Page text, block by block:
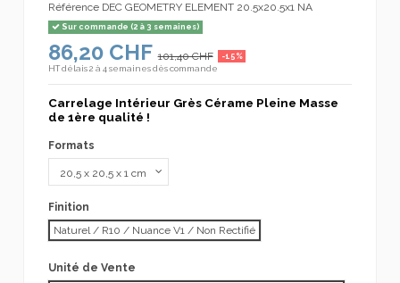
Référence DEC GEOMETRY ELEMENT 20.5x20.5x1 NA
Sur commande (2 à 3 semaines)
86,20 CHF 101,40 CHF -15%
HTdélais 2 à 4 semaines dès commande
Carrelage Intérieur Grès Cérame Pleine Masse
de 1ère qualité !
Formats
Finition
Naturel / R10 / Nuance V1 / Non Rectifié
Unité de Vente